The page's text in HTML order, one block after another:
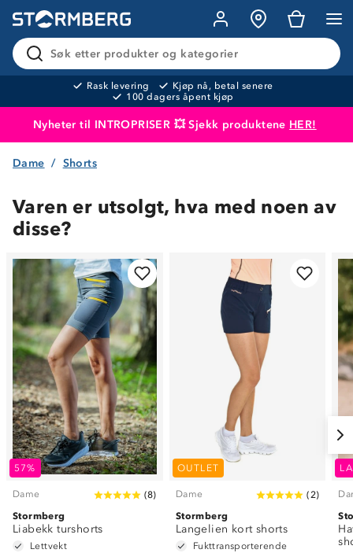
Søk etter produkter og kategorier
Rask levering
Kjøp nå, betal senere
100 dagers åpent kjøp
Nyheter til INTROPRISER 💥 Sjekk produktene HER!
Produktet er lagt i handlekurven
Dame Shorts
Varen er utsolgt, hva med noen av
disse?
57%
Dame (8)
Stormberg
Liabekk turshorts
Lettvekt
OUTLET
Dame (2)
Stormberg
Langelien kort shorts
Fukttransporterende